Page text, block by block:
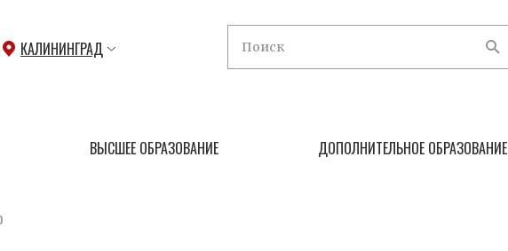
КАЛИНИНГРАД
ВЫСШЕЕ ОБРАЗОВАНИЕ ДОПОЛНИТЕЛЬНОЕ ОБРАЗОВАНИЕ